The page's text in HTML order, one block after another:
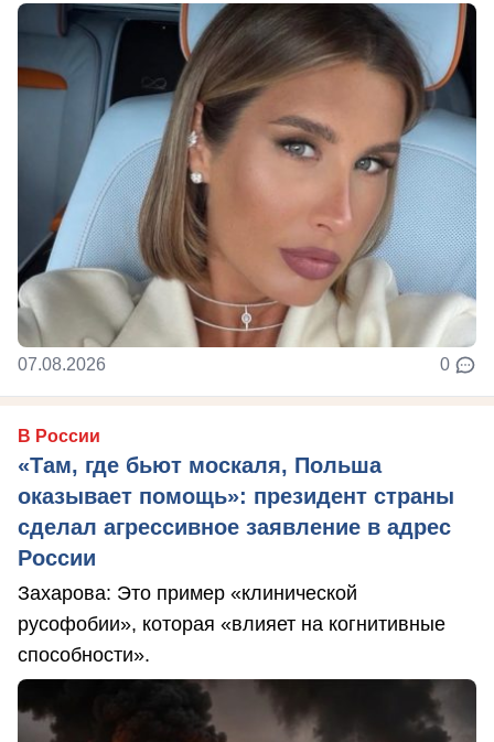
07.08.2026 0
В России
«Там, где бьют москаля, Польша
оказывает помощь»: президент страны
сделал агрессивное заявление в адрес
России
Захарова: Это пример «клинической
русофобии», которая «влияет на когнитивные
способности».